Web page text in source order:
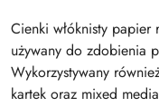
Cienki włóknisty
używany do zdobienia
Wykorzystywany
kartek oraz mixed